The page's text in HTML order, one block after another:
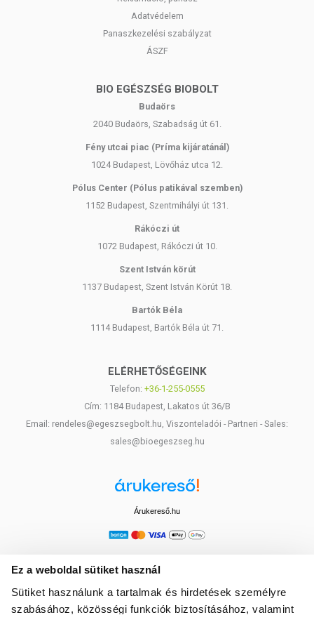
Ez a weboldal sütiket használ
Sütiket használunk a tartalmak és hirdetések személyre
szabásához, közösségi funkciók biztosításához, valamint
Adatvédelem
Panaszkezelési szabályzat
ÁSZF
BIO EGÉSZSÉG BIOBOLT
Budaörs
2040 Budaörs, Szabadság út 61.
Fény utcai piac (Príma kijáratánál)
1024 Budapest, Lövőház utca 12.
Pólus Center (Pólus patikával szemben)
1152 Budapest, Szentmihályi út 131.
Rákóczi út
1072 Budapest, Rákóczi út 10.
Szent István körút
1137 Budapest, Szent István Körút 18.
Bartók Béla
1114 Budapest, Bartók Béla út 71.
ELÉRHETŐSÉGEINK
Telefon: +36-1-255-0555
Cím: 1184 Budapest, Lakatos út 36/B
Email: rendeles@egeszsegbolt.hu, Viszonteladói - Partneri - Sales:
sales@bioegeszseg.hu
Árukereső.hu